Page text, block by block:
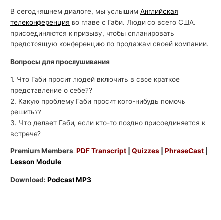
В сегодняшнем диалоге, мы услышимАнглийская
телеконференция во главе с Габи. Люди со всего США.
присоединяются к призыву, чтобы спланировать
предстоящую конференцию по продажам своей компании.
Вопросы для прослушивания
1. Что Габи просит людей включить в свое краткое
представление о себе??
2. Какую проблему Габи просит кого-нибудь помочь
решить??
3. Что делает Габи, если кто-то поздно присоединяется к
встрече?
Premium Members:PDF Transcript |Quizzes |PhraseCast
Lesson Module
Download:Podcast MP3